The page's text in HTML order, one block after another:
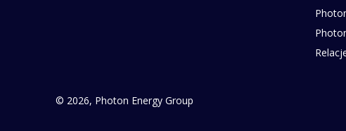
© 2026, Photon Energy Group